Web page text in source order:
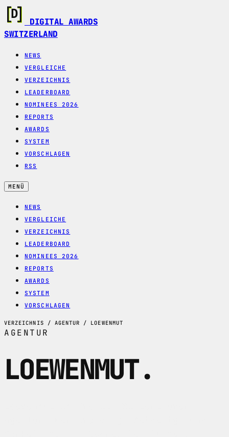
DIGITAL AWARDS
SWITZERLAND
NEWS
VERGLEICHE
VERZEICHNIS
LEADERBOARD
NOMINEES 2026
REPORTS
AWARDS
SYSTEM
VORSCHLAGEN
RSS
MENÜ
NEWS
VERGLEICHE
VERZEICHNIS
LEADERBOARD
NOMINEES 2026
REPORTS
AWARDS
SYSTEM
VORSCHLAGEN
VERZEICHNIS / AGENTUR / LOEWENMUT
AGENTUR
LOEWENMUT.